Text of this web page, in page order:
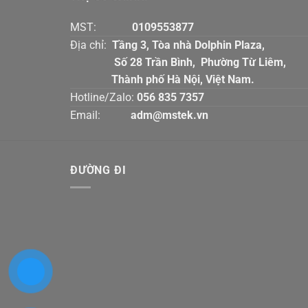
MST: 0109553877
Địa chỉ: Tầng 3, Tòa nhà Dolphin
Số 28 Trần Bình, Phường Từ
Thành phố Hà Nội, Việt Nam.
Hotline/Zalo: 056 835 7357
Email:
adm@mstek.vn
ĐƯỜNG ĐI